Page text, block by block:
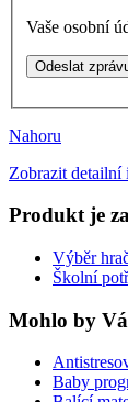
Vaše osobní
Nahoru
Zobrazit detailní
Produkt je
Výběr
Školní
Mohlo by
Baby